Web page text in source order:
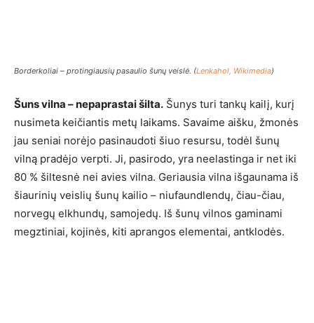
Borderkoliai – protingiausių pasaulio šunų veislė. (Lenkahol, Wikimedia)
Šuns vilna – nepaprastai šilta. Šunys turi tankų kailį, kurį
nusimeta keičiantis metų laikams. Savaime aišku, žmonės
jau seniai norėjo pasinaudoti šiuo resursu, todėl šunų
vilną pradėjo verpti. Ji, pasirodo, yra neelastinga ir net iki
80 % šiltesnė nei avies vilna. Geriausia vilna išgaunama iš
šiaurinių veislių šunų kailio – niufaundlendų, čiau-čiau,
norvegų elkhundų, samojedų. Iš šunų vilnos gaminami
megztiniai, kojinės, kiti aprangos elementai, antklodės.